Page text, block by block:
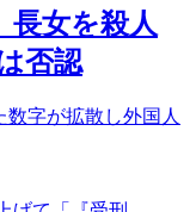
長女を殺人
否認
字が拡散し外国人